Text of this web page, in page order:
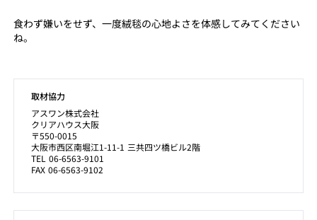
食わず嫌いをせず、一度絨毯の心地よさを体感してみてください
ね。
取材協力
アスワン株式会社
クリアハウス大阪
〒550-0015
大阪市西区南堀江1-11-1 三共四ツ橋ビル2階
TEL 06-6563-9101
FAX 06-6563-9102